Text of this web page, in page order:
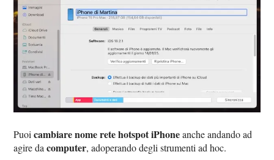
Puoicambiare nome rete hotspot iPhoneanche andando ad
agire dacomputer, adoperando degli strumenti ad hoc.